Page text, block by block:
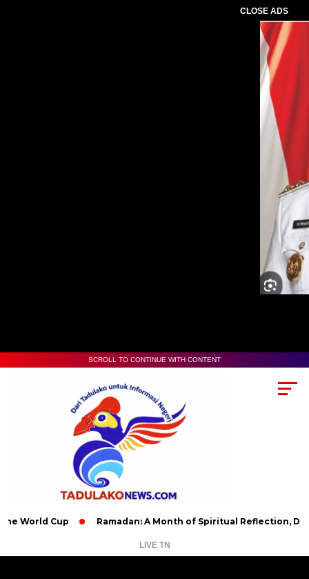
SCROLL TO CONTINUE WITH CONTENT
World Cup Ramadan: A Month of Spiritual Reflection,
LIVE TN